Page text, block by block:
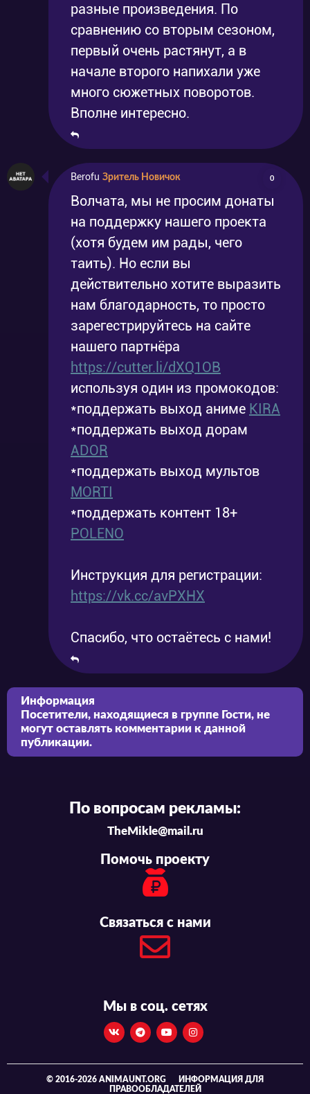
разные произведения. По
сравнению со вторым сезоном,
первый очень растянут, а в
начале второго напихали уже
много сюжетных поворотов.
Вполне интересно.
Berofu Зритель Новичок 0
Волчата, мы не просим донаты
на поддержку нашего проекта
(хотя будем им рады, чего
таить). Но если вы
действительно хотите выразить
нам благодарность, то просто
зарегестрируйтесь на сайте
нашего партнёра
https://cutter.li/dXQ1OB
используя один из промокодов:
*поддержать выход аниме KIRA
*поддержать выход дорам
ADOR
*поддержать выход мультов
MORTI
*поддержать контент 18+
POLENO
Инструкция для регистрации:
https://vk.cc/avPXHX
Спасибо, что остаётесь с нами!
Информация
Посетители, находящиеся в группе Гости, не
могут оставлять комментарии к данной
публикации.
По вопросам рекламы:
TheMikle@mail.ru
Помочь проекту
Связаться с нами
Мы в соц. сетях
© 2016-2026 ANIMAUNT.ORG
ИНФОРМАЦИЯ ДЛЯ
ПРАВООБЛАДАТЕЛЕЙ